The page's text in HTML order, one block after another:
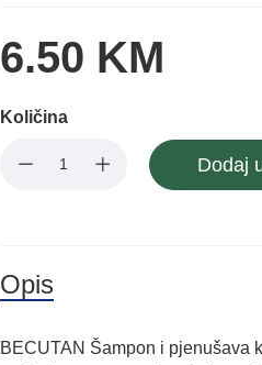
6.50 KM
Količina
Dodaj
Opis
BECUTAN Šаmpon i pjenušаvа